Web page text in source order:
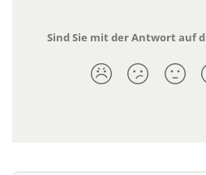
Sind Sie mit der Antwort auf